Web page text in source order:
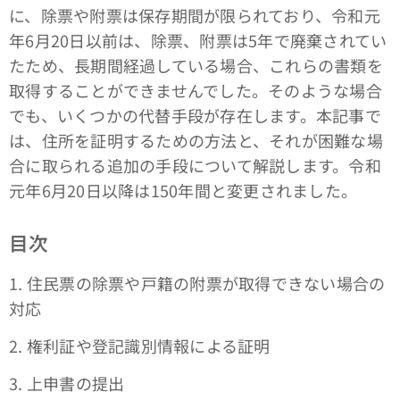
に、除票や附票は保存期間が限られており、令和元
年6月20日以前は、除票、附票は5年で廃棄されてい
たため、長期間経過している場合、これらの書類を
取得することができませんでした。そのような場合
でも、いくつかの代替手段が存在します。本記事で
は、住所を証明するための方法と、それが困難な場
合に取られる追加の手段について解説します。令和
元年6月20日以降は150年間と変更されました。
目次
1. 住民票の除票や戸籍の附票が取得できない場合の
対応
2. 権利証や登記識別情報による証明
3. 上申書の提出